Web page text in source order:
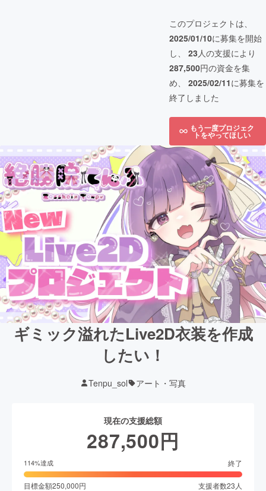
このプロジェクトは、
2025/01/10に募集を開始
し、 23人の支援により
287,500円の資金を集
め、 2025/02/11に募集を
終了しました
もう一度プロジェク
トをやってほしい
ギミック溢れたLive2D衣装を作成
したい！
Tenpu_sol アート・写真
現在の支援総額
287,500円
114%達成 終了
目標金額250,000円 支援者数23 人